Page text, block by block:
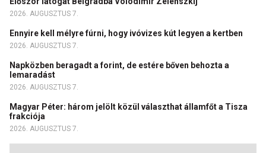
2026. AUGUSZTUS 7.
Ennyire kell mélyre fúrni, hogy ivóvizes kút legyen a kertben
2026. AUGUSZTUS 7.
Napközben beragadt a forint, de estére bőven behozta a
lemaradást
2026. AUGUSZTUS 7.
Magyar Péter: három jelölt közül választhat államfőt a Tisza
frakciója
2026. AUGUSZTUS 7.